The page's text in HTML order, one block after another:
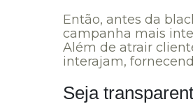
Então, antes da
campanha mais
Além de atrair
interajam,
Seja